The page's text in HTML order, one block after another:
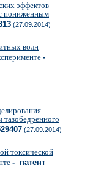
эффектов
пониженным
(27.09.2014)
волн
-
(27.09.2014)
токсической
- патент